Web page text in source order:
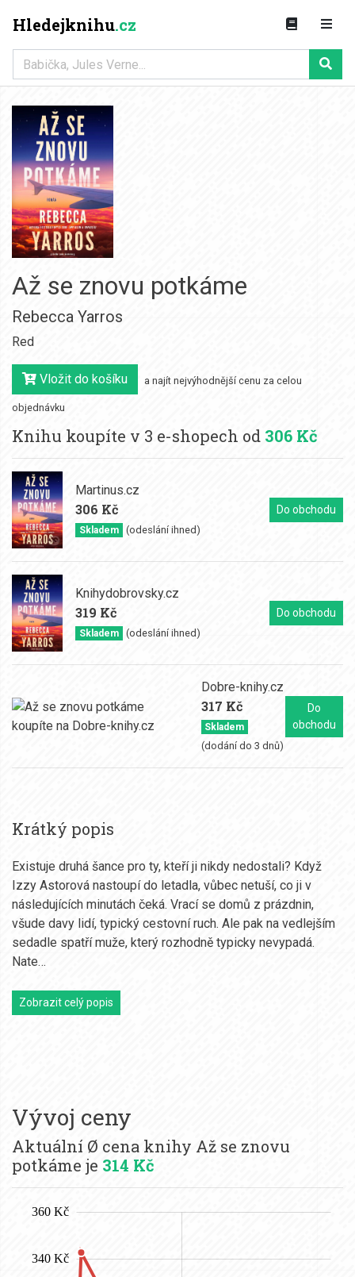
Hledejknihu.cz
Až se znovu potkáme
Rebecca Yarros
Red
Vložit do košíku a najít nejvýhodnější cenu za celou
objednávku
Knihu koupíte v 3 e-shopech od 306 Kč
Martinus.cz
306 Kč
Skladem (odeslání ihned)
Do obchodu
Knihydobrovsky.cz
319 Kč
Skladem (odeslání ihned)
Do obchodu
Dobre-knihy.cz
317 Kč
Skladem
(dodání do 3 dnů)
Do
obchodu
Krátký popis
Existuje druhá šance pro ty, kteří ji nikdy nedostali? Když
Izzy Astorová nastoupí do letadla, vůbec netuší, co ji v
následujících minutách čeká. Vrací se domů z prázdnin,
všude davy lidí, typický cestovní ruch. Ale pak na vedlejším
sedadle spatří muže, který rozhodně typicky nevypadá.
Nate…
Zobrazit celý popis
Vývoj ceny
Aktuální Ø cena knihy Až se znovu
potkáme je 314 Kč